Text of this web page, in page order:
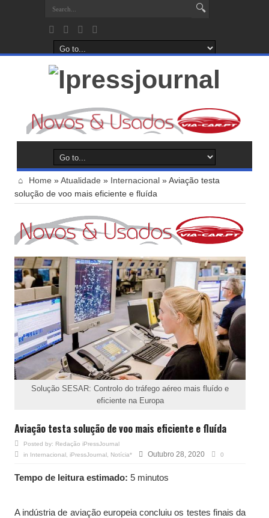
Home »Atualidade » Internacional »Aviação testa
solução de voo mais eficiente e fluída
Solução SESAR: Controlo do tráfego aéreo mais fluído e
eficiente na Europa
Aviação testa solução de voo mais eficiente e fluída
Posted by: Redação iPressJournal
in Internacional iPressJournal Notícia* Outubro 28, 2020 0
Tempo de leitura estimado: 5 minutos
A indústria de aviação europeia concluiu os testes finais da